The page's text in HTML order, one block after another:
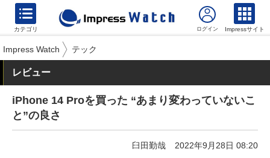
カテゴリ Impressサイト
Impress Watch テック
レビュー
iPhone 14 Proを買った “あまり変わっていないこ
と”の良さ
臼田勤哉 2022年9月28日 08:20